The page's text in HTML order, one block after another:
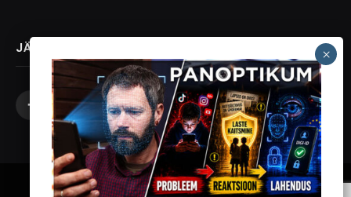
JÄLGI SOTSIAALMEEDIAS
Facebook
X
(Twitter)
InstagramYouTubeTelegram